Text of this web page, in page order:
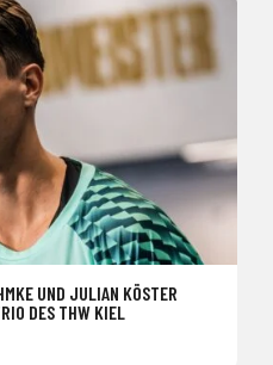
UND JULIAN KÖSTER
DES THW KIEL